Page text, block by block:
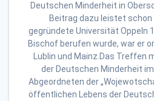
Deutschen Minderheit in
Beitrag dazu leistet schon
gegründete Universität Oppeln
Bischof berufen wurde, war er
Lublin und Mainz.Das Treffen
der Deutschen Minderheit im
Abgeordneten der
öffentlichen Lebens der